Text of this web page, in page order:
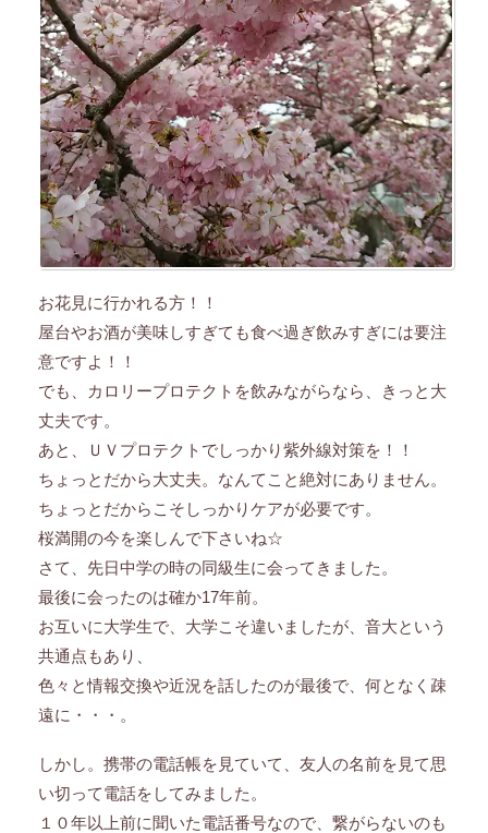
お花見に行かれる方！！
屋台やお酒が美味しすぎても食べ過ぎ飲みすぎには要注
意ですよ！！
でも、カロリープロテクトを飲みながらなら、きっと大
丈夫です。
あと、ＵＶプロテクトでしっかり紫外線対策を！！
ちょっとだから大丈夫。なんてこと絶対にありません。
ちょっとだからこそしっかりケアが必要です。
桜満開の今を楽しんで下さいね☆
さて、先日中学の時の同級生に会ってきました。
最後に会ったのは確か17年前。
お互いに大学生で、大学こそ違いましたが、音大という
共通点もあり、
色々と情報交換や近況を話したのが最後で、何となく疎
遠に・・・。
しかし。携帯の電話帳を見ていて、友人の名前を見て思
い切って電話をしてみました。
１０年以上前に聞いた電話番号なので、繋がらないのも